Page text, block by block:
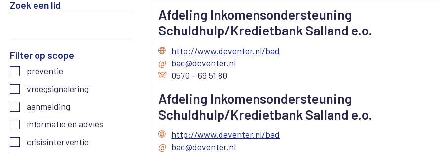
Zoek een lid
Filter op scope
preventie
vroegsignalering
aanmelding
informatie en advies
crisisinterventie
Afdeling Inkomensondersteuning
Schuldhulp/Kredietbank Salland e.o.
http://www.deventer.nl/bad
bad@deventer.nl
0570 - 69 51 80
Afdeling Inkomensondersteuning
Schuldhulp/Kredietbank Salland e.o.
http://www.deventer.nl/bad
bad@deventer.nl